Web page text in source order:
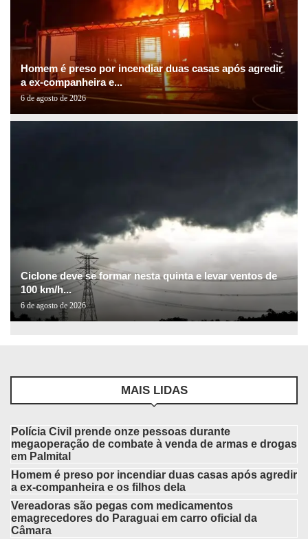
Homem é preso por incendiar duas casas após agredir
a ex-companheira e...
6 de agosto de 2026
Ciclone deve se formar nesta quinta e levar ventos de
100 km/h...
6 de agosto de 2026
MAIS LIDAS
Polícia Civil prende onze pessoas durante
megaoperação de combate à venda de armas e drogas
em Palmital
Homem é preso por incendiar duas casas após agredir
a ex-companheira e os filhos dela
Vereadoras são pegas com medicamentos
emagrecedores do Paraguai em carro oficial da
Câmara